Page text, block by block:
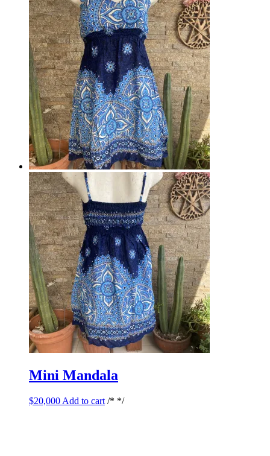
Mini Mandala
$20,000 Add to cart /* */